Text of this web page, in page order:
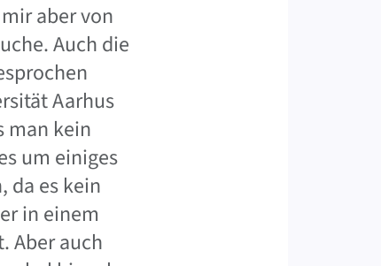
aber von
Auch die
Aarhus
man kein
um einiges
da es kein
in einem
Aber auch